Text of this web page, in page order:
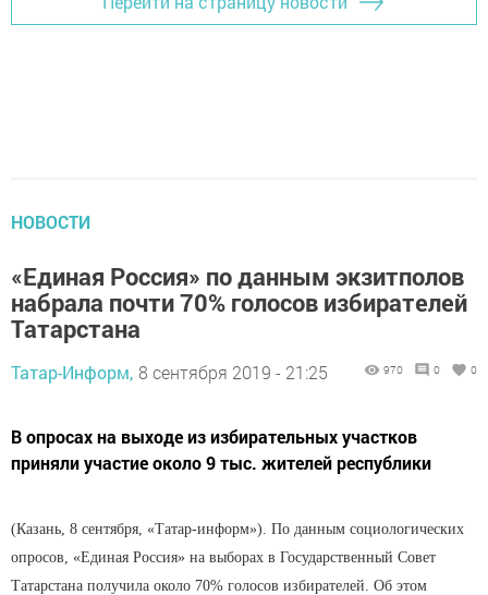
НОВОСТИ
«Единая Россия» по данным экзитполов
набрала почти 70% голосов избирателей
Татарстана
Татар-Информ, 8 сентября 2019 - 21:25 970 0 0
В опросах на выходе из избирательных участков
приняли участие около 9 тыс. жителей республики
(Казань, 8 сентября, «Татар-информ»). По данным социологических
опросов, «Единая Россия» на выборах в Государственный Совет
Татарстана получила около 70% голосов избирателей. Об этом